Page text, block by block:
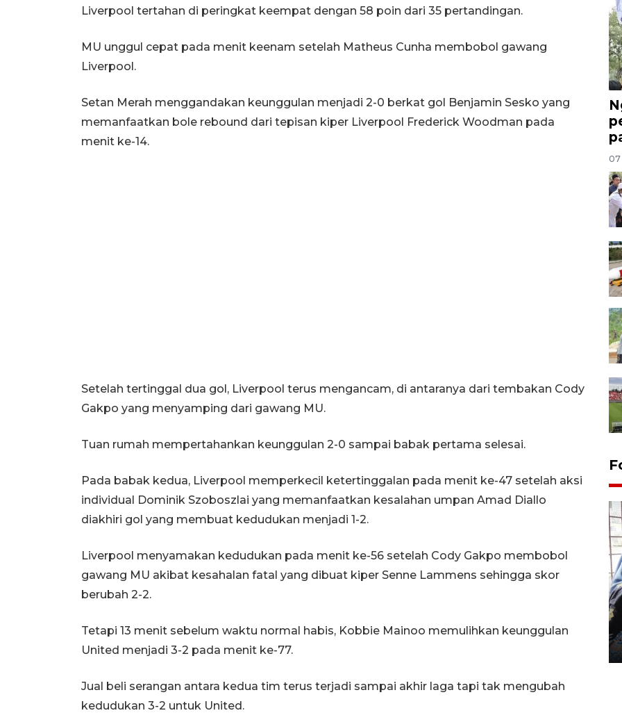
Liverpool tertahan di peringkat keempat dengan 58 poin dari 35 pertandingan.
MU unggul cepat pada menit keenam setelah Matheus Cunha membobol gawang
Liverpool.
Setan Merah menggandakan keunggulan menjadi 2-0 berkat gol Benjamin Sesko yang
memanfaatkan bole rebound dari tepisan kiper Liverpool Frederick Woodman pada
menit ke-14.
Setelah tertinggal dua gol, Liverpool terus mengancam, di antaranya dari tembakan Cody
Gakpo yang menyamping dari gawang MU.
Tuan rumah mempertahankan keunggulan 2-0 sampai babak pertama selesai.
Pada babak kedua, Liverpool memperkecil ketertinggalan pada menit ke-47 setelah aksi
individual Dominik Szoboszlai yang memanfaatkan kesalahan umpan Amad Diallo
diakhiri gol yang membuat kedudukan menjadi 1-2.
Liverpool menyamakan kedudukan pada menit ke-56 setelah Cody Gakpo membobol
gawang MU akibat kesahalan fatal yang dibuat kiper Senne Lammens sehingga skor
berubah 2-2.
Tetapi 13 menit sebelum waktu normal habis, Kobbie Mainoo memulihkan keunggulan
United menjadi 3-2 pada menit ke-77.
Jual beli serangan antara kedua tim terus terjadi sampai akhir laga tapi tak mengubah
kedudukan 3-2 untuk United.
07
2026